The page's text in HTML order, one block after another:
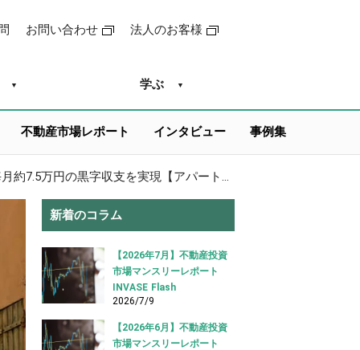
お問い合わせ 法人のお客様
学ぶ
不動産市場レポート インタビュー 事例集
自己資金1万円台で最寄り駅から遠い一棟アパートを借り入れし、毎月約7.5万円の黒字収支を実現【アパートローン 借り入れ事例】
新着のコラム
【2026年7月】不動産投資
市場マンスリーレポート
INVASE Flash
2026/7/9
【2026年6月】不動産投資
市場マンスリーレポート